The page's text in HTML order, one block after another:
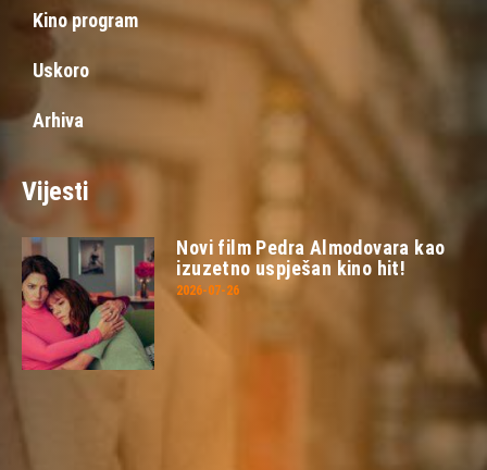
Kino program
Uskoro
Arhiva
Vijesti
Novi film Pedra Almodovara kao
izuzetno uspješan kino hit!
2026-07-26